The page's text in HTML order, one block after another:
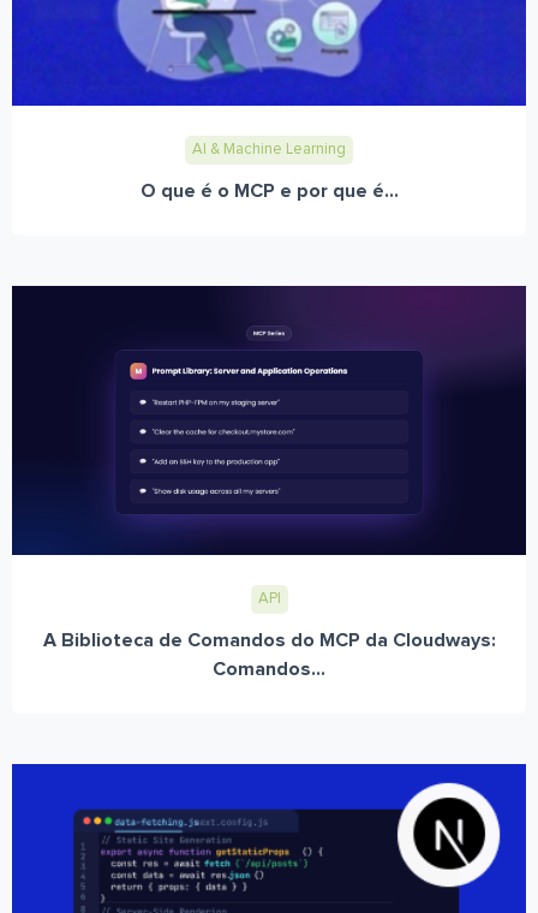
AI & Machine Learning
O que é o MCP e por que é...
API
A Biblioteca de Comandos do MCP da Cloudways:
Comandos...